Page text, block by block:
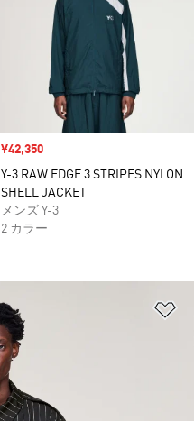
セール価格
¥42,350
Y-3 RAW EDGE 3 STRIPES NYLON
SHELL JACKET
メンズ Y-3
2 カラー